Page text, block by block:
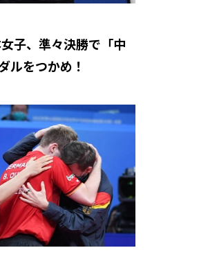
子、準々決勝で「中
ルをつかめ！